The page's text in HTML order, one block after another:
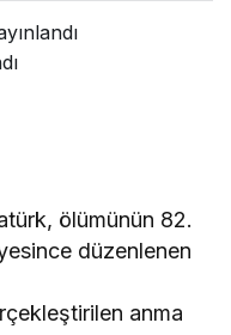
ölümünün 82.
düzenlenen
anma